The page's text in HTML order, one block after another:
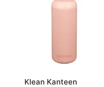
Klean Kanteen